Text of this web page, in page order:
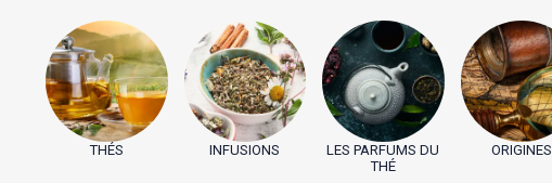
THÉS INFUSIONS
LES PARFUMS DU
THÉ
ORIGINES